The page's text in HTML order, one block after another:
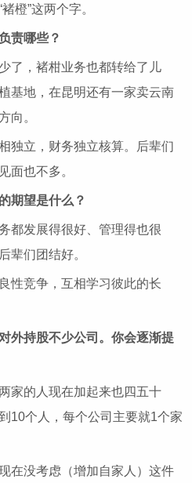
橙”这两个字。
责哪些？
了，褚柑业务也都转给了儿
基地，在昆明还有一家卖云南
向。
独立，财务独立核算。后辈们
面也不多。
期望是什么？
都发展得很好、管理得也很
辈们团结好。
性竞争，互相学习彼此的长
外持股不少公司。你会逐渐提
家的人现在加起来也四五十
10个人，每个公司主要就1个家
在没考虑（增加自家人）这件